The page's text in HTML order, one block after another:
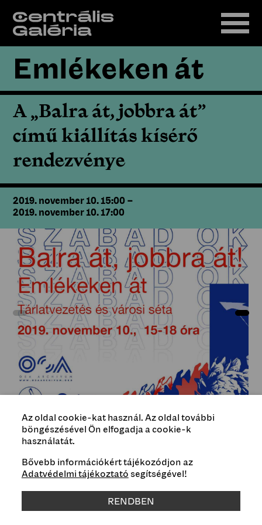
Emlékeken át
A „Balra át, jobbra át”
című kiállítás kísérő
rendezvénye
2019. november 10. 15:00 –
2019. november 10. 17:00
Típus
Műfaj
Az oldal cookie-kat használ. Az oldal további
böngészésével Ön elfogadja a cookie-k
használatát.
Bővebb információkért tájékozódjon az
Adatvédelmi tájékoztató segítségével!
RENDBEN